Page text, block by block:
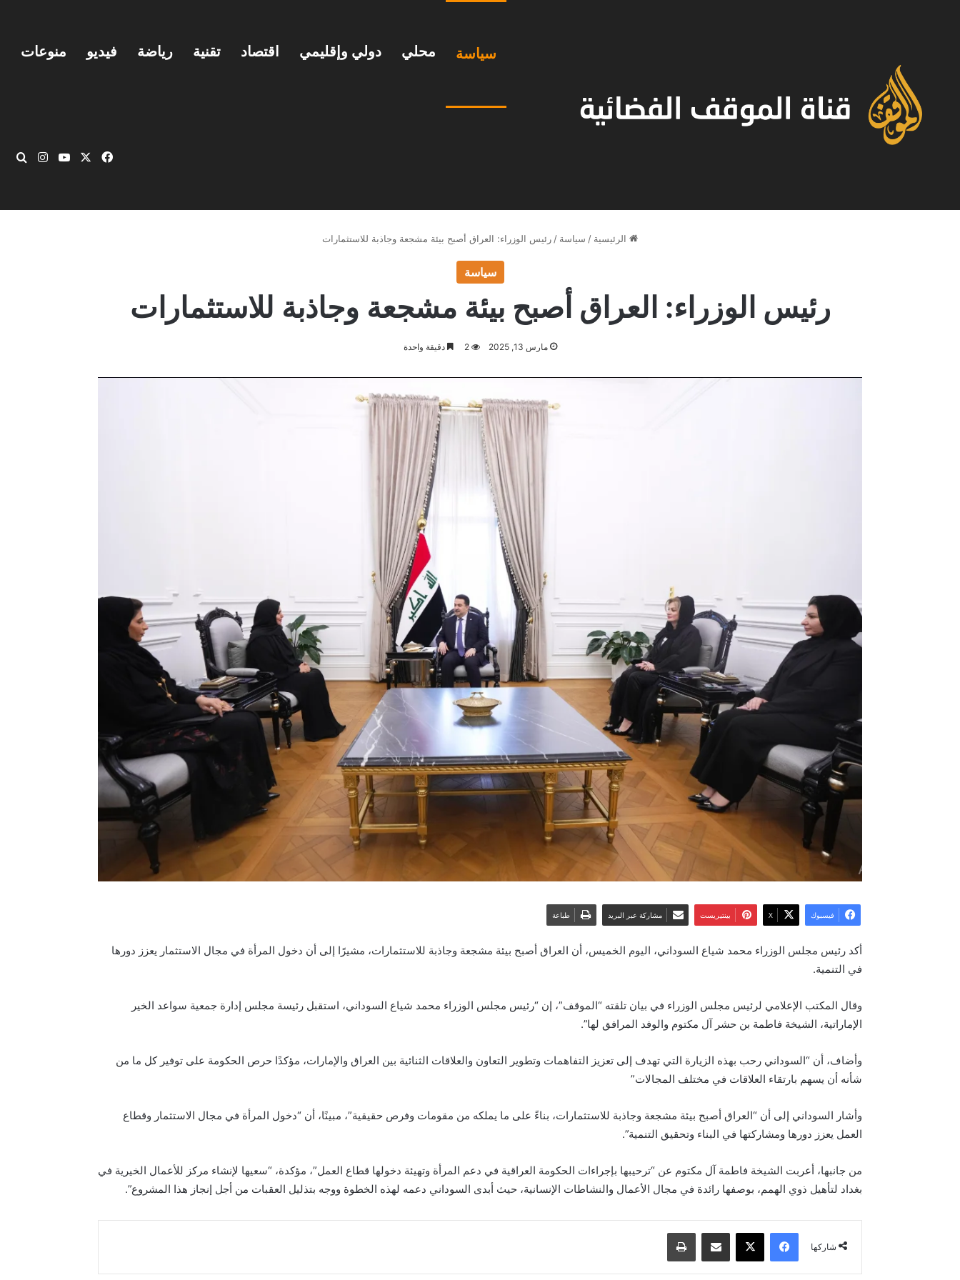
سياسة محلي دولي وإقليمي اقتصاد تقنية رياضة فيديو منوعات
فيسبوك ‫YouTube
الرئيسية / سياسة / رئيس الوزراء: العراق أصبح بيئة مشجعة وجاذبة للاستثمارات
سياسة
رئيس الوزراء: العراق أصبح بيئة مشجعة وجاذبة للاستثمارات
مارس 13, 2025 2 دقيقة واحدة
فيسبوك ‫X بينتيريست مشاركة عبر البريد طباعة
أكد رئيس مجلس الوزراء محمد شياع السوداني، اليوم الخميس، أن العراق أصبح بيئة مشجعة وجاذبة للاستثمارات، مشيرًا إلى أن دخول المرأة في مجال الاستثمار يعزز دورها
في التنمية.
وقال المكتب الإعلامي لرئيس مجلس الوزراء في بيان تلقته “الموقف”، إن “رئيس مجلس الوزراء محمد شياع السوداني، استقبل رئيسة مجلس إدارة جمعية سواعد الخير
الإماراتية، الشيخة فاطمة بن حشر آل مكتوم والوفد المرافق لها”.
وأضاف، أن “السوداني رحب بهذه الزيارة التي تهدف إلى تعزيز التفاهمات وتطوير التعاون والعلاقات الثنائية بين العراق والإمارات، مؤكدًا حرص الحكومة على توفير كل ما من
شأنه أن يسهم بارتقاء العلاقات في مختلف المجالات”
وأشار السوداني إلى أن “العراق أصبح بيئة مشجعة وجاذبة للاستثمارات، بناءً على ما يملكه من مقومات وفرص حقيقية”، مبينًا، أن “دخول المرأة في مجال الاستثمار وقطاع
العمل يعزز دورها ومشاركتها في البناء وتحقيق التنمية”.
من جانبها، أعربت الشيخة فاطمة آل مكتوم عن “ترحيبها بإجراءات الحكومة العراقية في دعم المرأة وتهيئة دخولها قطاع العمل”، مؤكدة، “سعيها لإنشاء مركز للأعمال الخيرية في
بغداد لتأهيل ذوي الهمم، بوصفها رائدة في مجال الأعمال والنشاطات الإنسانية، حيث أبدى السوداني دعمه لهذه الخطوة ووجه بتذليل العقبات من أجل إنجاز هذا المشروع”.
شاركها
فيسبوك ‫X مشاركة عبر البريد طباعة